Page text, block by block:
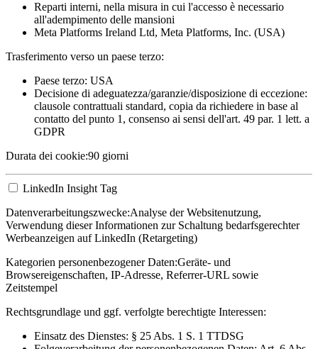
Reparti interni, nella misura in cui l'accesso è necessario
all'adempimento delle mansioni
Meta Platforms Ireland Ltd, Meta Platforms, Inc. (USA)
Trasferimento verso un paese terzo:
Paese terzo: USA
Decisione di adeguatezza/garanzie/disposizione di eccezione:
clausole contrattuali standard, copia da richiedere in base al
contatto del punto 1, consenso ai sensi dell'art. 49 par. 1 lett. a
GDPR
Durata dei cookie:90 giorni
LinkedIn Insight Tag
Datenverarbeitungszwecke:Analyse der Websitenutzung,
Verwendung dieser Informationen zur Schaltung bedarfsgerechter
Werbeanzeigen auf LinkedIn (Retargeting)
Kategorien personenbezogener Daten:Geräte- und
Browsereigenschaften, IP-Adresse, Referrer-URL sowie
Zeitstempel
Rechtsgrundlage und ggf. verfolgte berechtigte Interessen:
Einsatz des Dienstes: § 25 Abs. 1 S. 1 TTDSG